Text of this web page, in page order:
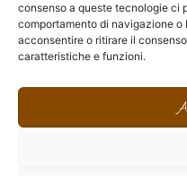
consenso a queste tecnologie ci
comportamento di navigazione o
acconsentire o ritirare il
caratteristiche e funzioni.
F
e
I
t